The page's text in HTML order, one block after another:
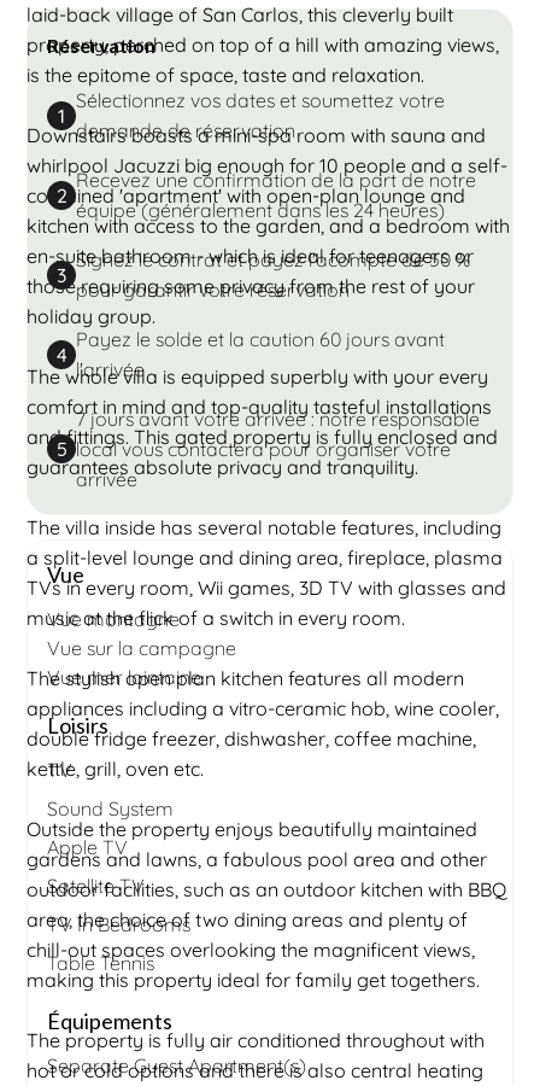
laid-back village of San Carlos, this cleverly built
property, perched on top of a hill with amazing views,
is the epitome of space, taste and relaxation.
Downstairs boasts a mini-spa room with sauna and
whirlpool Jacuzzi big enough for 10 people and a self-
contained 'apartment' with open-plan lounge and
kitchen with access to the garden, and a bedroom with
en-suite bathroom - which is ideal for teenagers or
those requiring some privacy from the rest of your
holiday group.
The whole villa is equipped superbly with your every
comfort in mind and top-quality tasteful installations
and fittings. This gated property is fully enclosed and
guarantees absolute privacy and tranquility.
The villa inside has several notable features, including
a split-level lounge and dining area, fireplace, plasma
TVs in every room, Wii games, 3D TV with glasses and
music at the flick of a switch in every room.
The stylish open plan kitchen features all modern
appliances including a vitro-ceramic hob, wine cooler,
double fridge freezer, dishwasher, coffee machine,
kettle, grill, oven etc.
Outside the property enjoys beautifully maintained
gardens and lawns, a fabulous pool area and other
outdoor facilities, such as an outdoor kitchen with BBQ
area, the choice of two dining areas and plenty of
chill-out spaces overlooking the magnificent views,
making this property ideal for family get togethers.
The property is fully air conditioned throughout with
hot or cold options and there is also central heating
Réservation
1
Sélectionnez vos dates et soumettez votre
demande de réservation
2
Recevez une confirmation de la part de notre
équipe (généralement dans les 24 heures)
3
Signez le contrat et payez l'acompte de 50 %
pour garantir votre réservation
4
Payez le solde et la caution 60 jours avant
l'arrivée
5
7 jours avant votre arrivée : notre responsable
local vous contactera pour organiser votre
arrivée
Vue
Vue montagne
Vue sur la campagne
Vue mer lointaine
Loisirs
TV
Sound System
Apple TV
Satellite TV
TV In Bedrooms
Table Tennis
Équipements
Separate Guest Apartment(s)